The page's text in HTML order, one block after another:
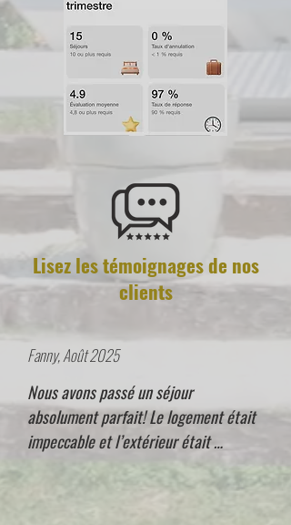
Lisez les témoignages de nos
clients
Fanny, Août 2025
Nous avons passé un séjour
absolument parfait! Le logement était
impeccable et l’extérieur était
superbe, idéal pour se détendre et
profiter pleinement des vacances.